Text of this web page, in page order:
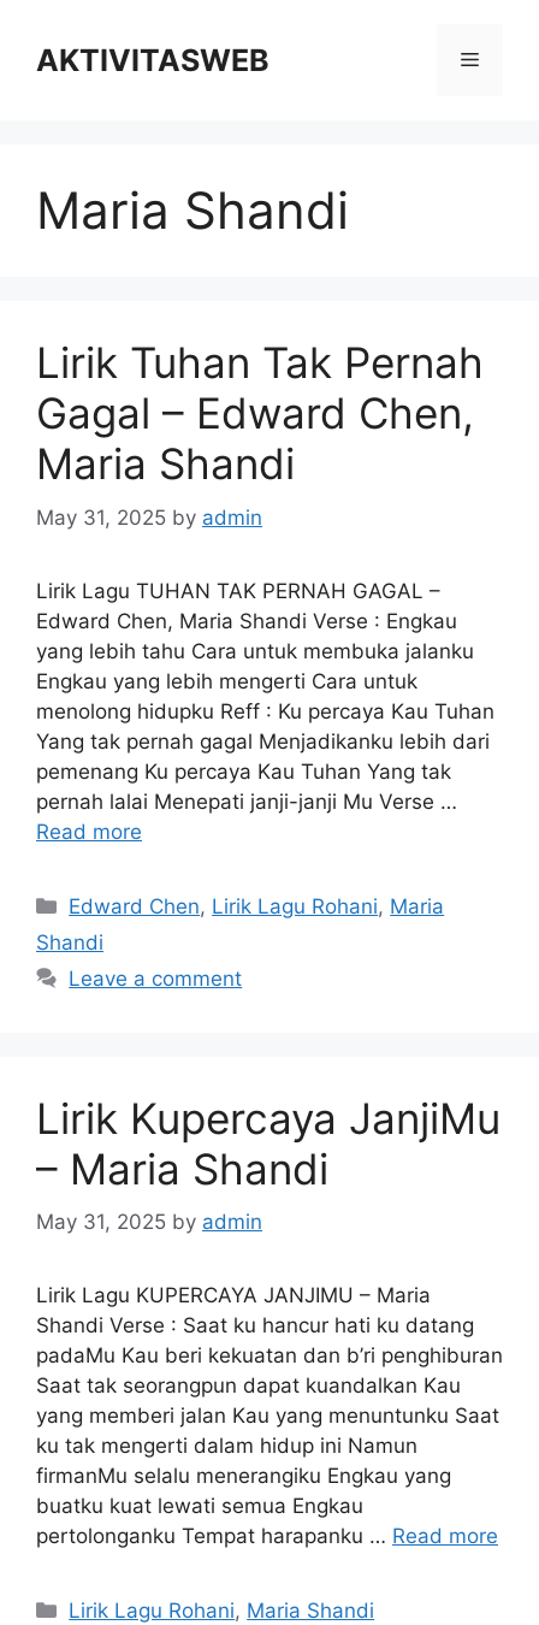
contentAKTIVITASWEB Menu
Maria Shandi
Lirik Tuhan Tak Pernah
Gagal – Edward Chen,
Maria Shandi
May 31, 2025 by admin
Lirik Lagu TUHAN TAK PERNAH GAGAL –
Edward Chen, Maria Shandi Verse : Engkau
yang lebih tahu Cara untuk membuka jalanku
Engkau yang lebih mengerti Cara untuk
menolong hidupku Reff : Ku percaya Kau Tuhan
Yang tak pernah gagal Menjadikanku lebih dari
pemenang Ku percaya Kau Tuhan Yang tak
pernah lalai Menepati janji-janji Mu Verse …
Read more
Categories
Edward Chen, Lirik Lagu Rohani, Maria
Shandi
Leave a comment
Lirik Kupercaya JanjiMu
– Maria Shandi
May 31, 2025 by admin
Lirik Lagu KUPERCAYA JANJIMU – Maria
Shandi Verse : Saat ku hancur hati ku datang
padaMu Kau beri kekuatan dan b’ri penghiburan
Saat tak seorangpun dapat kuandalkan Kau
yang memberi jalan Kau yang menuntunku Saat
ku tak mengerti dalam hidup ini Namun
firmanMu selalu menerangiku Engkau yang
buatku kuat lewati semua Engkau
pertolonganku Tempat harapanku … Read more
Categories
Lirik Lagu Rohani, Maria Shandi